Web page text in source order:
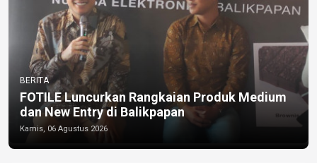
BERITA
FOTILE Luncurkan Rangkaian Produk Medium
dan New Entry di Balikpapan
Kamis, 06 Agustus 2026